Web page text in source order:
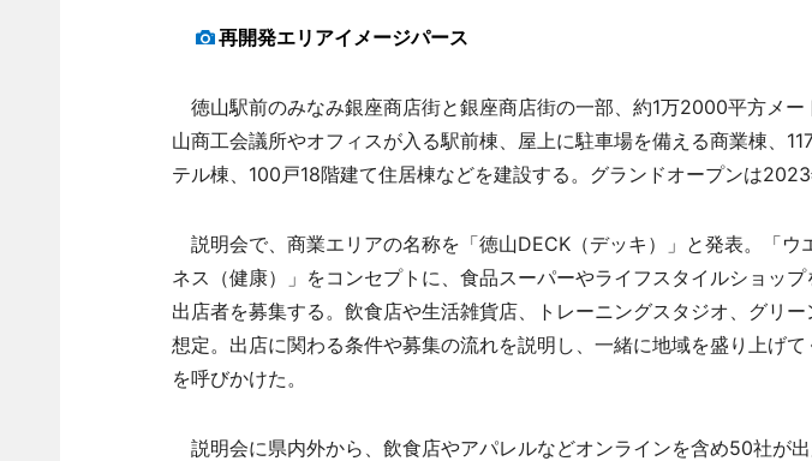
再開発エリアイメージパース
徳山駅前のみなみ銀座商店街と銀座商店街の一部、約1万2000平方メー
山商工会議所やオフィスが入る駅前棟、屋上に駐車場を備える商業棟、
テル棟、100戸18階建て住居棟などを建設する。グランドオープンは2023
説明会で、商業エリアの名称を「徳山DECK（デッキ）」と発表。「ウ
ネス（健康）」をコンセプトに、食品スーパーやライフスタイルショッ
出店者を募集する。飲食店や生活雑貨店、トレーニングスタジオ、グリ
想定。出店に関わる条件や募集の流れを説明し、一緒に地域を盛り上げ
を呼びかけた。
説明会に県内外から、飲食店やアパレルなどオンラインを含め50社が